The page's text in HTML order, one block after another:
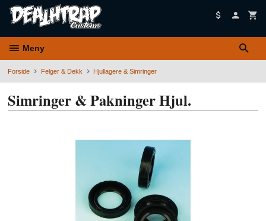
Meny
Forside Felger & Dekk Hjullagere & Simringer
Simringer & Pakninger Hjul.